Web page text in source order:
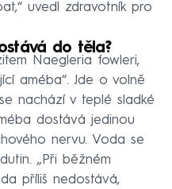
uvedl zdravotník pro
do těla?
Naegleria fowleri,
améba“. Jde o volně
nachází v teplé sladké
dostává jedinou
nervu. Voda se
„Při běžném
příliš nedostává,